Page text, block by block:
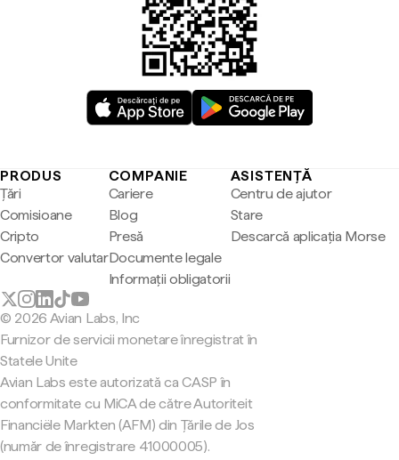
PRODUS
Țări
Comisioane
Cripto
Convertor valutar
COMPANIE
Cariere
Blog
Presă
Documente legale
Informații obligatorii
ASISTENȚĂ
Centru de ajutor
Stare
Descarcă aplicația Morse
© 2026 Avian Labs, Inc
Furnizor de servicii monetare înregistrat în
Statele Unite
Avian Labs este autorizată ca CASP în
conformitate cu MiCA de către Autoriteit
Financiële Markten (AFM) din Țările de Jos
(număr de înregistrare 41000005).